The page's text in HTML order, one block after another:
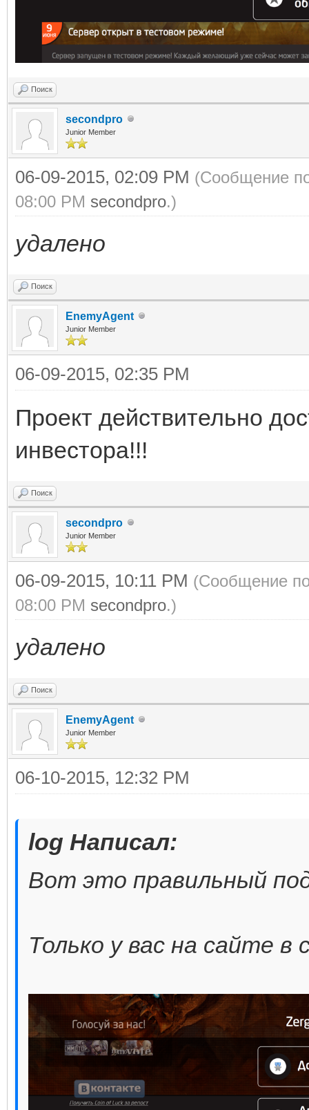
Поиск
secondpro
Junior Member
06-09-2015, 02:09 PM (Сообщение
08:00 PM secondpro.)
удалено
Поиск
EnemyAgent
Junior Member
06-09-2015, 02:35 PM
Проект действительно
инвестора!!!
Поиск
secondpro
Junior Member
06-09-2015, 10:11 PM (Сообщение
08:00 PM secondpro.)
удалено
Поиск
EnemyAgent
Junior Member
06-10-2015, 12:32 PM
log Написал:
Вот это правильный
Только у вас на сайте